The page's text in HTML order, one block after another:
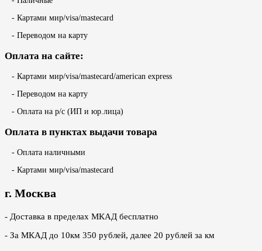
- Картами мир/visa/mastecard
- Переводом на карту
Оплата на сайте:
- Картами мир/visa/mastecard/american express
- Переводом на карту
- Оплата на р/с (ИП и юр.лица)
Оплата в пунктах выдачи товара
- Оплата наличными
- Картами мир/visa/mastecard
г. Москва
- Доставка в пределах МКАД бесплатно
- За МКАД до 10км 350 рублей, далее 20 рублей за км